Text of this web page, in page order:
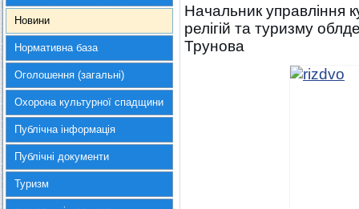
Новини
Нормативна база
Оголошення (загальні)
Охорона культурної спадщини
Публічна інформація
Публічні документи
Туризм
Начальник управління
релігій та туризму
Трунова